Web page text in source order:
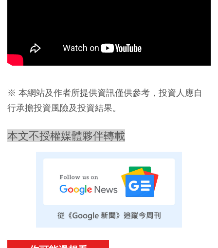
※ 本網站及作者所提供資訊僅供參考，投資人應自
行承擔投資風險及投資結果。
本文不授權媒體夥伴轉載